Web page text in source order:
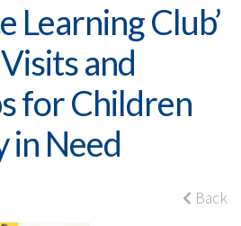
Learning Club’
and
for Children
in Need
Back